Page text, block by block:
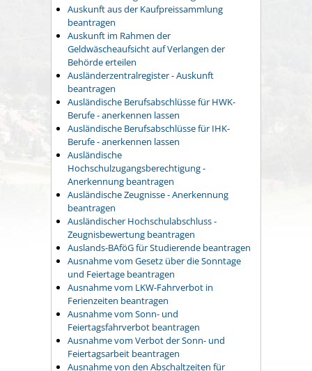
Auskunft aus der Kaufpreissammlung
beantragen
Auskunft im Rahmen der
Geldwäscheaufsicht auf Verlangen der
Behörde erteilen
Ausländerzentralregister - Auskunft
beantragen
Ausländische Berufsabschlüsse für HWK-
Berufe - anerkennen lassen
Ausländische Berufsabschlüsse für IHK-
Berufe - anerkennen lassen
Ausländische
Hochschulzugangsberechtigung -
Anerkennung beantragen
Ausländische Zeugnisse - Anerkennung
beantragen
Ausländischer Hochschulabschluss -
Zeugnisbewertung beantragen
Auslands-BAföG für Studierende beantragen
Ausnahme vom Gesetz über die Sonntage
und Feiertage beantragen
Ausnahme vom LKW-Fahrverbot in
Ferienzeiten beantragen
Ausnahme vom Sonn- und
Feiertagsfahrverbot beantragen
Ausnahme vom Verbot der Sonn- und
Feiertagsarbeit beantragen
Ausnahme von den Abschaltzeiten für